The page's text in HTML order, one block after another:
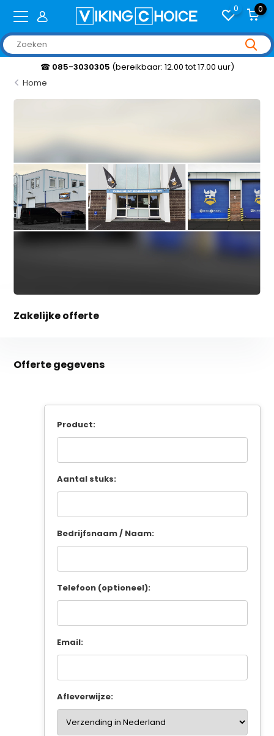
0 0
☎ 085-3030305 (bereikbaar: 12.00 tot 17.00 uur)
Home
Zakelijke offerte
Offerte gegevens
Product:
Aantal stuks:
Bedrijfsnaam / Naam:
Telefoon (optioneel):
Email:
Afleverwijze: